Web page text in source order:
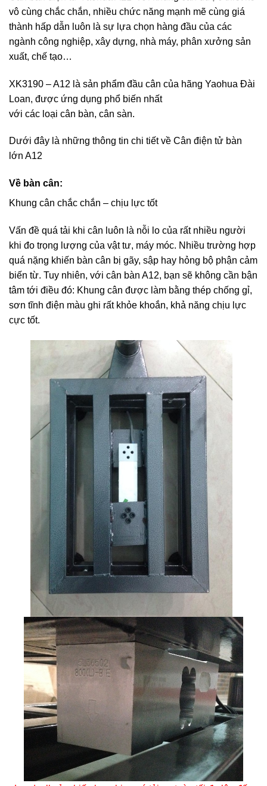
vô cùng chắc chắn, nhiều chức năng mạnh mẽ cùng giá
thành hấp dẫn luôn là sự lựa chọn hàng đầu của các
ngành công nghiệp, xây dựng, nhà máy, phân xưởng sản
xuất, chế tạo…
XK3190 – A12 là sản phẩm đầu cân của hãng Yaohua Đài
Loan, được ứng dụng phổ biến nhất
với các loại cân bàn, cân sàn.
Dưới đây là những thông tin chi tiết về Cân điện tử bàn
lớn A12
Về bàn cân:
Khung cân chắc chắn – chịu lực tốt
Vấn đề quá tải khi cân luôn là nỗi lo của rất nhiều người
khi đo trọng lượng của vật tư, máy móc. Nhiều trường hợp
quá nặng khiến bàn cân bị gãy, sập hay hỏng bộ phận cảm
biến từ. Tuy nhiên, với cân bàn A12, bạn sẽ không cần bận
tâm tới điều đó: Khung cân được làm bằng thép chống gỉ,
sơn tĩnh điện màu ghi rất khỏe khoắn, khả năng chịu lực
cực tốt.